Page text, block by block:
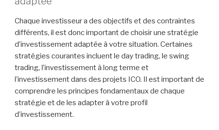
Chaque investisseur a des objectifs et des contraintes
différents, il est donc important de choisir une stratégie
d’investissement adaptée à votre situation. Certaines
stratégies courantes incluent le day trading, le swing
trading, l’investissement à long terme et
l’investissement dans des projets ICO. Il est important de
comprendre les principes fondamentaux de chaque
stratégie et de les adapter à votre profil
d’investissement.